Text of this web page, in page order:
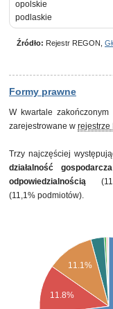
opolskie
podlaskie
Źródło: Rejestr REGON,
Formy prawne
W kwartale
zarejestrowane w rejestrze
Trzy najczęściej
działalność gospodarcza
odpowiedzialnością
(11,1% podmiotów).
11.1%
11.8%